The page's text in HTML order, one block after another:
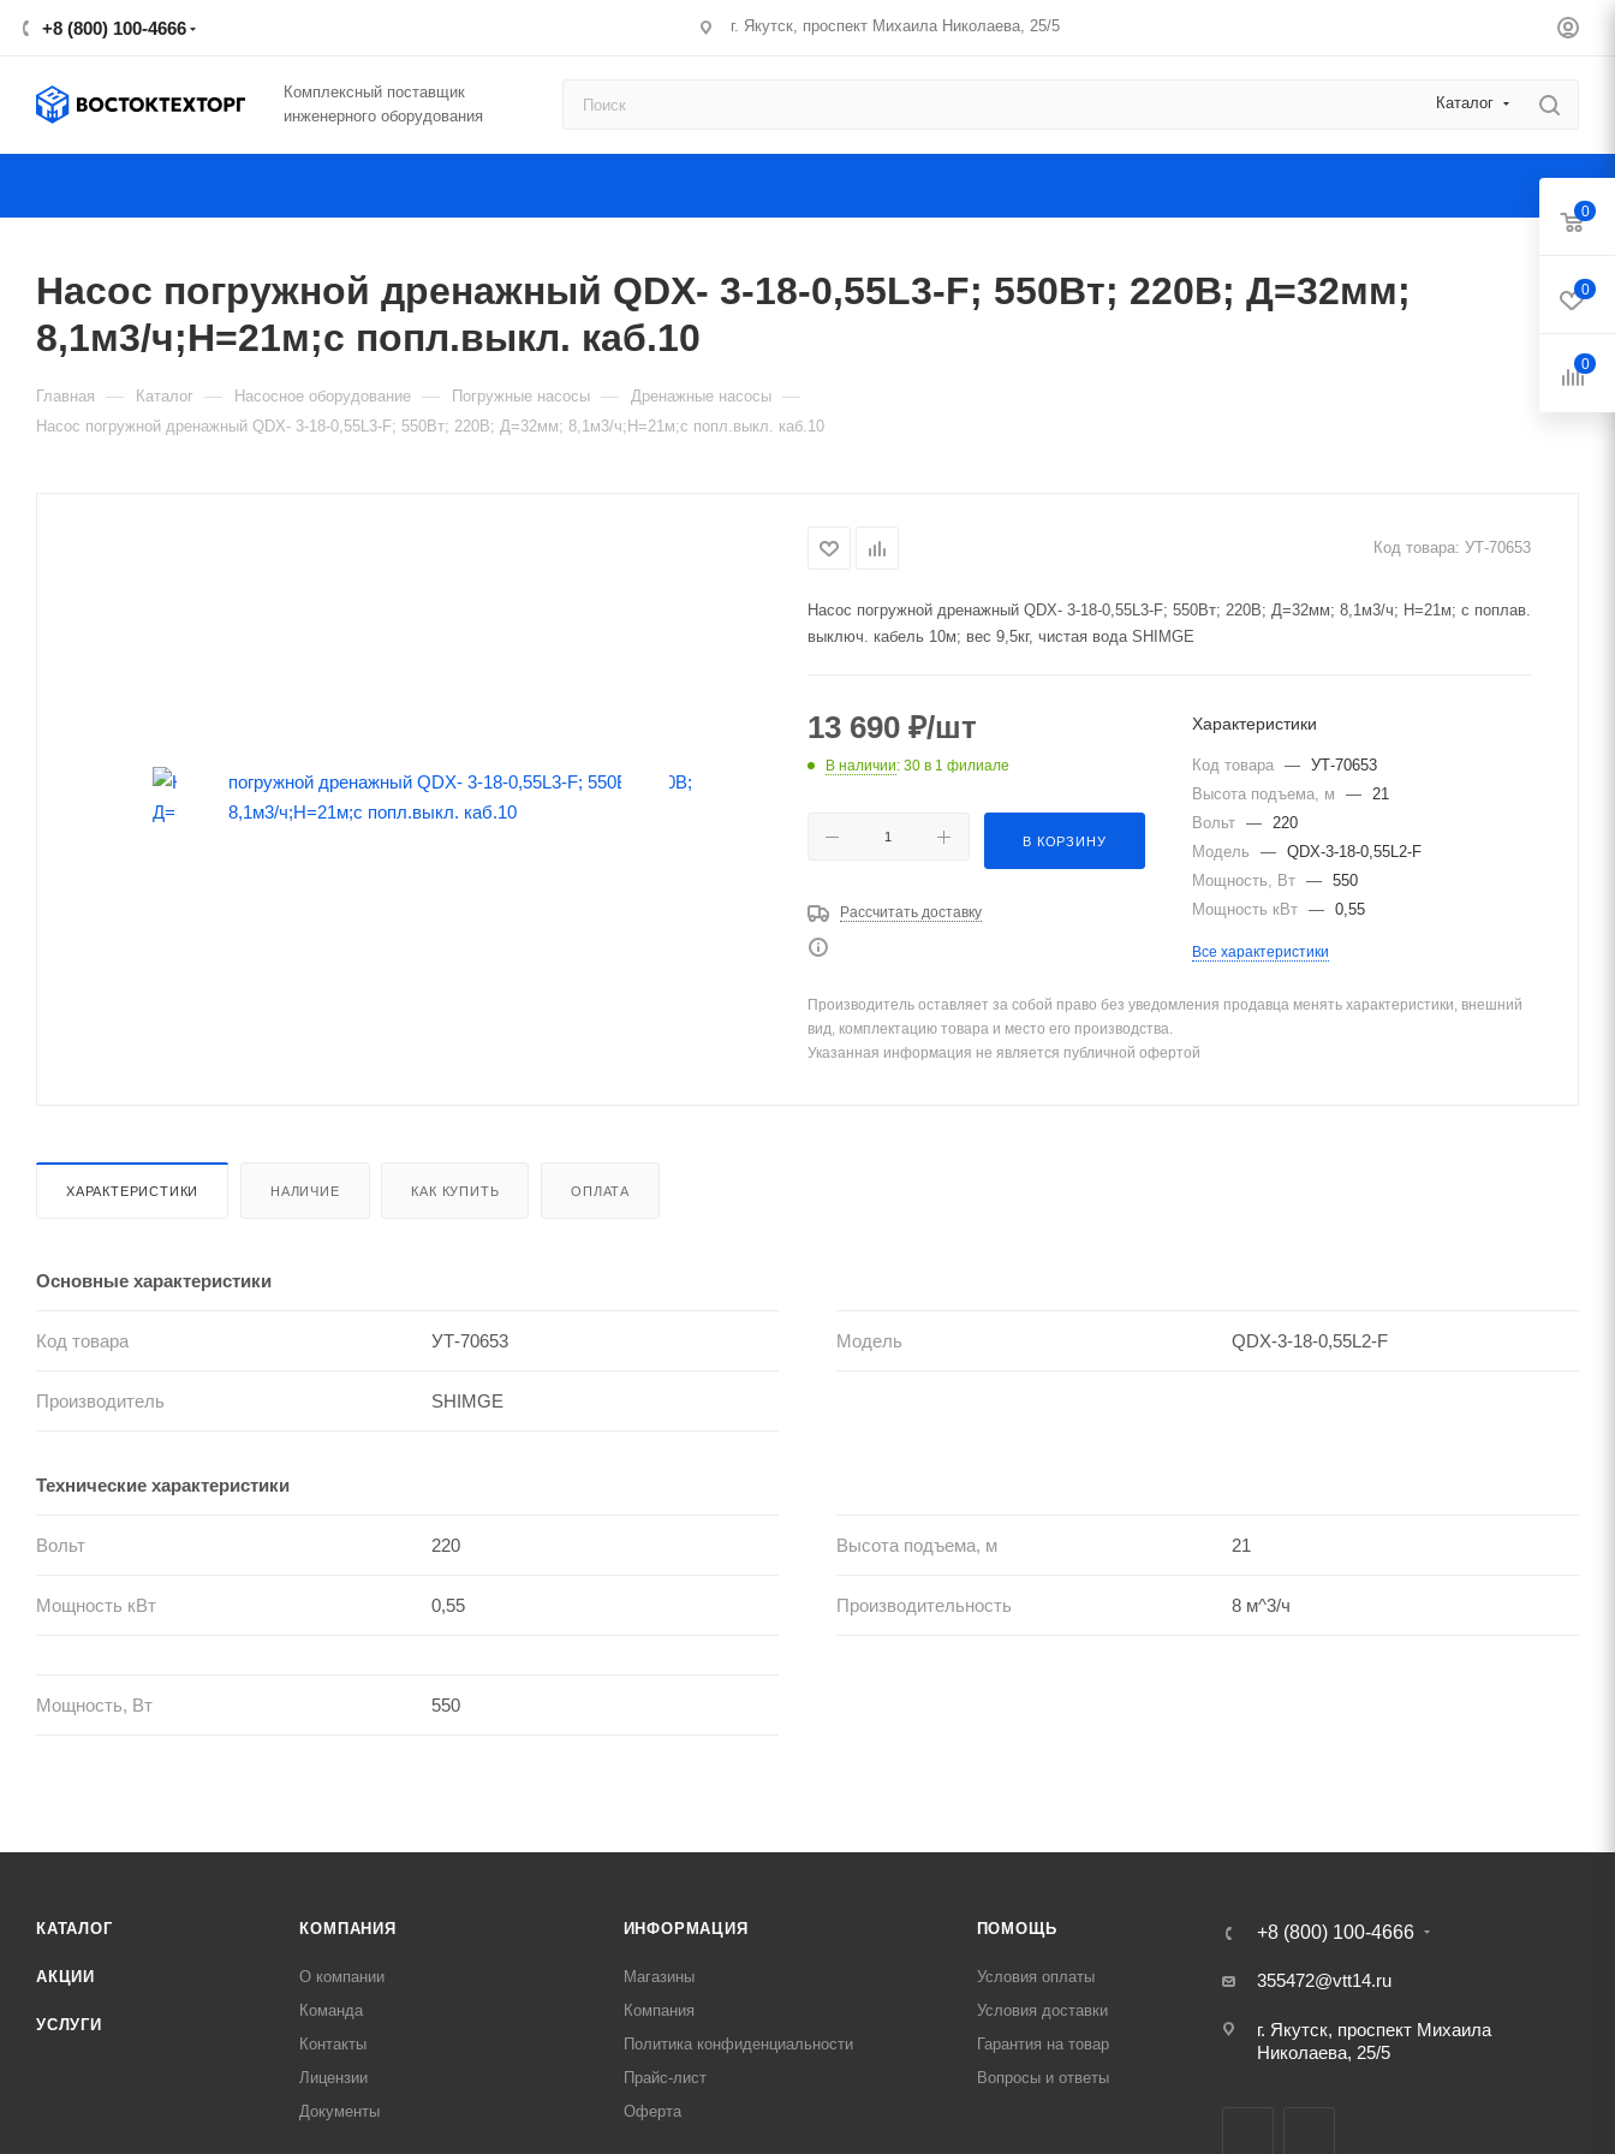
+8 (800) 100-4666 г. Якутск, проспект Михаила Николаева, 25/5
Комплексный поставщик
инженерного оборудования
Каталог
Насос погружной дренажный QDX- 3-18-0,55L3-F; 550Вт; 220В; Д=32мм;
8,1м3/ч;H=21м;с попл.выкл. каб.10
Главная — Каталог — Насосное оборудование — Погружные насосы — Дренажные насосы —
Насос погружной дренажный QDX- 3-18-0,55L3-F; 550Вт; 220В; Д=32мм; 8,1м3/ч;H=21м;с попл.выкл. каб.10
Код товара: УТ-70653
Насос погружной дренажный QDX- 3-18-0,55L3-F; 550Вт; 220В; Д=32мм; 8,1м3/ч; H=21м; с поплав.
выключ. кабель 10м; вес 9,5кг, чистая вода SHIMGE
13 690 ₽/шт
В наличии: 30 в 1 филиале
В КОРЗИНУ
Рассчитать доставку
Характеристики
Код товара — УТ-70653
Высота подъема, м
— 21
Вольт — 220
Модель
— QDX-3-18-0,55L2-F
Мощность, Вт — 550
Мощность кВт — 0,55
Все характеристики
Производитель оставляет за собой право без уведомления продавца менять характеристики, внешний
вид, комплектацию товара и место его производства.
Указанная информация не является публичной офертой
ХАРАКТЕРИСТИКИ НАЛИЧИЕ КАК КУПИТЬ ОПЛАТА
Основные характеристики
Код товара УТ-70653 Модель QDX-3-18-0,55L2-F
Производитель SHIMGE
Технические характеристики
Вольт 220 Высота подъема, м 21
Мощность кВт 0,55 Производительность 8 м^3/ч
Мощность, Вт 550
КАТАЛОГ
АКЦИИ
УСЛУГИ
КОМПАНИЯ
О компании
Команда
Контакты
Лицензии
Документы
ИНФОРМАЦИЯ
Магазины
Компания
Политика конфиденциальности
Прайс-лист
Оферта
ПОМОЩЬ
Условия оплаты
Условия доставки
Гарантия на товар
Вопросы и ответы
+8 (800) 100-4666
355472@vtt14.ru
г. Якутск, проспект Михаила
Николаева, 25/5
0
0
0